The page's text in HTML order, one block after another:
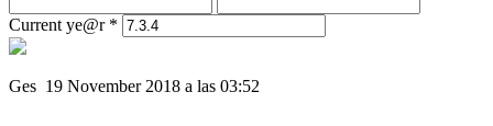
Current ye@r *
Ges 19 November 2018 a las 03:52